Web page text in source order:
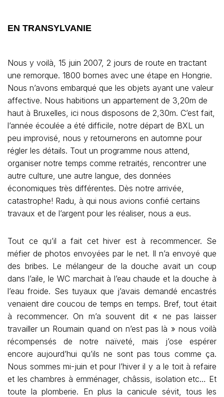
EN TRANSYLVANIE
Nous y voilà, 15 juin 2007, 2 jours de route en tractant
une remorque. 1800 bornes avec une étape en Hongrie.
Nous n’avons embarqué que les objets ayant une valeur
affective. Nous habitions un appartement de 3,20m de
haut à Bruxelles, ici nous disposons de 2,30m. C’est fait,
l’année écoulée a été difficile, notre départ de BXL un
peu improvisé, nous y retournerons en automne pour
régler les détails. Tout un programme nous attend,
organiser notre temps comme retraités, rencontrer une
autre culture, une autre langue, des données
économiques très différentes. Dès notre arrivée,
catastrophe! Radu, à qui nous avions confié certains
travaux et de l’argent pour les réaliser, nous a eus.
Tout ce qu’il a fait cet hiver est à recommencer. Se
méfier de photos envoyées par le net. Il n’a envoyé que
des bribes. Le mélangeur de la douche avait un coup
dans l’aile, le WC marchait à l’eau chaude et la douche à
l’eau froide. Ses tuyaux que j’avais demandé encastrés
venaient dire coucou de temps en temps. Bref, tout était
à recommencer. On m’a souvent dit « ne pas laisser
travailler un Roumain quand on n’est pas là » nous voilà
récompensés de notre naïveté, mais j’ose espérer
encore aujourd’hui qu’ils ne sont pas tous comme ça.
Nous sommes mi-juin et pour l’hiver il y a le toit à refaire
et les chambres à emménager, châssis, isolation etc… Et
toute la plomberie. En plus la canicule sévit, tous les